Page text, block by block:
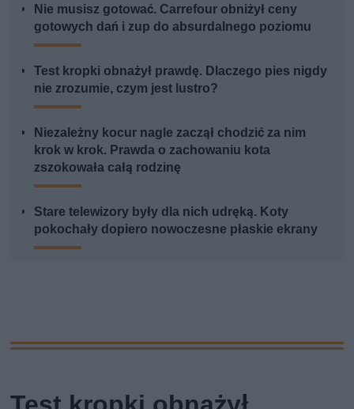
Nie musisz gotować. Carrefour obniżył ceny
gotowych dań i zup do absurdalnego poziomu
Test kropki obnażył prawdę. Dlaczego pies nigdy
nie zrozumie, czym jest lustro?
Niezależny kocur nagle zaczął chodzić za nim
krok w krok. Prawda o zachowaniu kota
zszokowała całą rodzinę
Stare telewizory były dla nich udręką. Koty
pokochały dopiero nowoczesne płaskie ekrany